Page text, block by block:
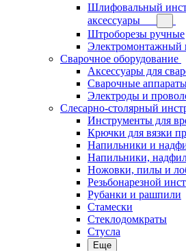
Шлифовальный
аксессуары
Штроборезы ручные
Электромонтажный
Сварочное оборудование
Аксессуары для
Сварочные
Электроды и
Слесарно-столярный
Инструменты для
Крючки для вязки
Напильники и
Напильники,
Ножовки, пилы и
Резьбонарезной
Рубанки и рашпили
Стамески
Стеклодомкраты
Стусла
Еще